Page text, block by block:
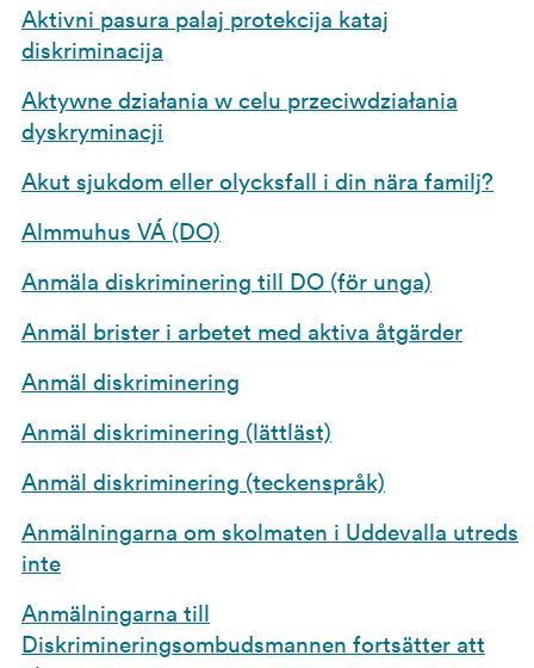
Aktivni pasura palaj protekcija kataj
diskriminacija
Aktywne działania w celu przeciwdziałania
dyskryminacji
Akut sjukdom eller olycksfall i din nära familj?
Almmuhus VÁ (DO)
Anmäla diskriminering till DO (för unga)
Anmäl brister i arbetet med aktiva åtgärder
Anmäl diskriminering
Anmäl diskriminering (lättläst)
Anmäl diskriminering (teckenspråk)
Anmälningarna om skolmaten i Uddevalla utreds
inte
Anmälningarna till
Diskrimineringsombudsmannen fortsätter att